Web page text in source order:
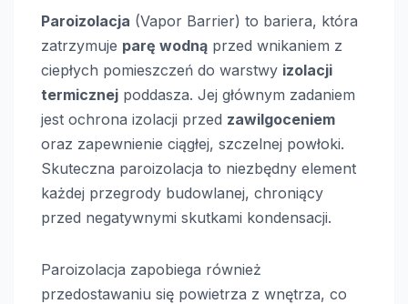
Paroizolacja (Vapor Barrier) to bariera, która
zatrzymuje parę wodną przed wnikaniem z
ciepłych pomieszczeń do warstwy izolacji
termicznej poddasza. Jej głównym zadaniem
jest ochrona izolacji przed zawilgoceniem
oraz zapewnienie ciągłej, szczelnej powłoki.
Skuteczna paroizolacja to niezbędny element
każdej przegrody budowlanej, chroniący
przed negatywnymi skutkami kondensacji.
Paroizolacja zapobiega również
przedostawaniu się powietrza z wnętrza, co